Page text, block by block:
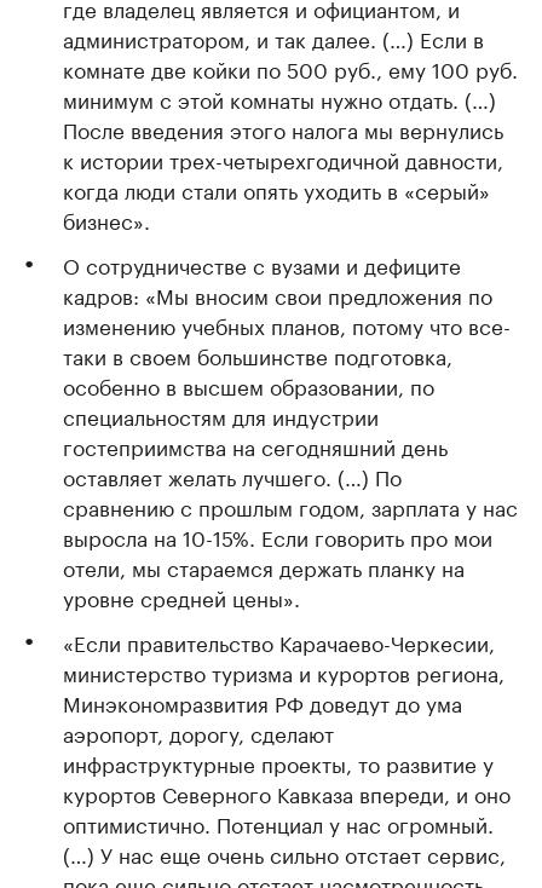
где владелец является и официантом, и
администратором, и так далее. (…) Если в
комнате две койки по 500 руб., ему 100 руб.
минимум с этой комнаты нужно отдать. (…)
После введения этого налога мы вернулись
к истории трех-четырехгодичной давности,
когда люди стали опять уходить в «серый»
бизнес».
О сотрудничестве с вузами и дефиците
кадров: «Мы вносим свои предложения по
изменению учебных планов, потому что все-
таки в своем большинстве подготовка,
особенно в высшем образовании, по
специальностям для индустрии
гостеприимства на сегодняшний день
оставляет желать лучшего. (…) По
сравнению с прошлым годом, зарплата у нас
выросла на 10-15%. Если говорить про мои
отели, мы стараемся держать планку на
уровне средней цены».
«Если правительство Карачаево-Черкесии,
министерство туризма и курортов региона,
Минэкономразвития РФ доведут до ума
аэропорт, дорогу, сделают
инфраструктурные проекты, то развитие у
курортов Северного Кавказа впереди, и оно
оптимистично. Потенциал у нас огромный.
(…) У нас еще очень сильно отстает сервис,